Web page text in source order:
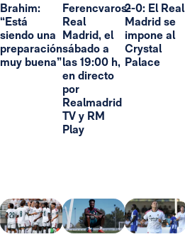
Brahim:
“Está
siendo una
preparación
muy buena”
Ferencvaros-
Real
Madrid, el
sábado a
las 19:00 h,
en directo
por
Realmadrid
TV y RM
Play
2-0: El Real
Madrid se
impone al
Crystal
Palace